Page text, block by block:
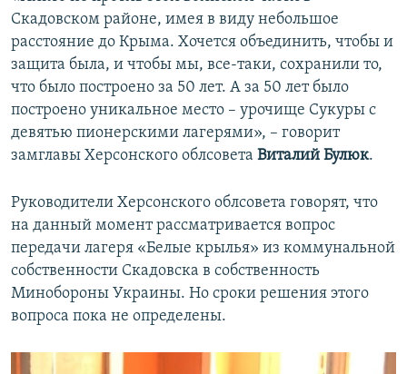
Скадовском районе, имея в виду небольшое
расстояние до Крыма. Хочется объединить, чтобы и
защита была, и чтобы мы, все-таки, сохранили то,
что было построено за 50 лет. А за 50 лет было
построено уникальное место – урочище Сукуры с
девятью пионерскими лагерями», – говорит
замглавы Херсонского облсовета Виталий Булюк.
Руководители Херсонского облсовета говорят, что
на данный момент рассматривается вопрос
передачи лагеря «Белые крылья» из коммунальной
собственности Скадовска в собственность
Минобороны Украины. Но сроки решения этого
вопроса пока не определены.